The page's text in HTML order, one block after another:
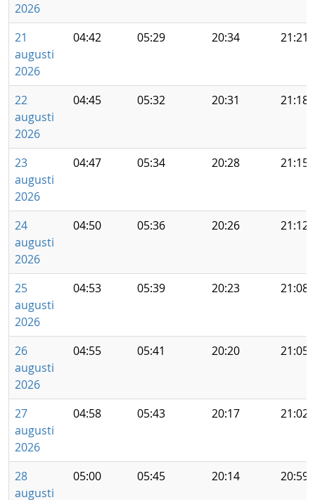
2026
21
augusti
2026
04:42 05:29 20:34 21:21
22
augusti
2026
04:45 05:32 20:31 21:18
23
augusti
2026
04:47 05:34 20:28 21:15
24
augusti
2026
04:50 05:36 20:26 21:12
25
augusti
2026
04:53 05:39 20:23 21:08
26
augusti
2026
04:55 05:41 20:20 21:05
27
augusti
2026
04:58 05:43 20:17 21:02
28
augusti
05:00 05:45 20:14 20:59